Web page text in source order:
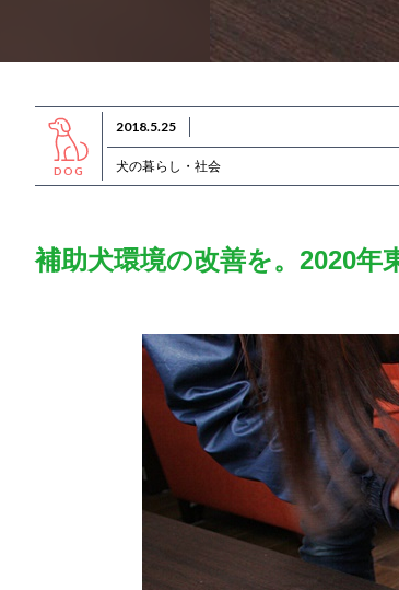
DOG
2018.5.25
犬の暮らし・社会
補助犬環境の改善を。2020